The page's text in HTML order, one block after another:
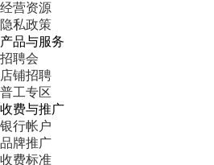
经营资源
隐私政策
产品与服务
招聘会
店铺招聘
普工专区
收费与推广
银行帐户
品牌推广
收费标准